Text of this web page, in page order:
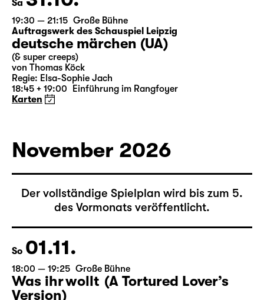
Sa 31.10.
19:30 — 21:15 Große Bühne
Auftragswerk des Schauspiel Leipzig
deutsche märchen (UA)
(& super creeps)
Karten
November 2026
Der vollständige Spielplan wird bis zum 5.
des Vormonats veröffentlicht.
So 01.11.